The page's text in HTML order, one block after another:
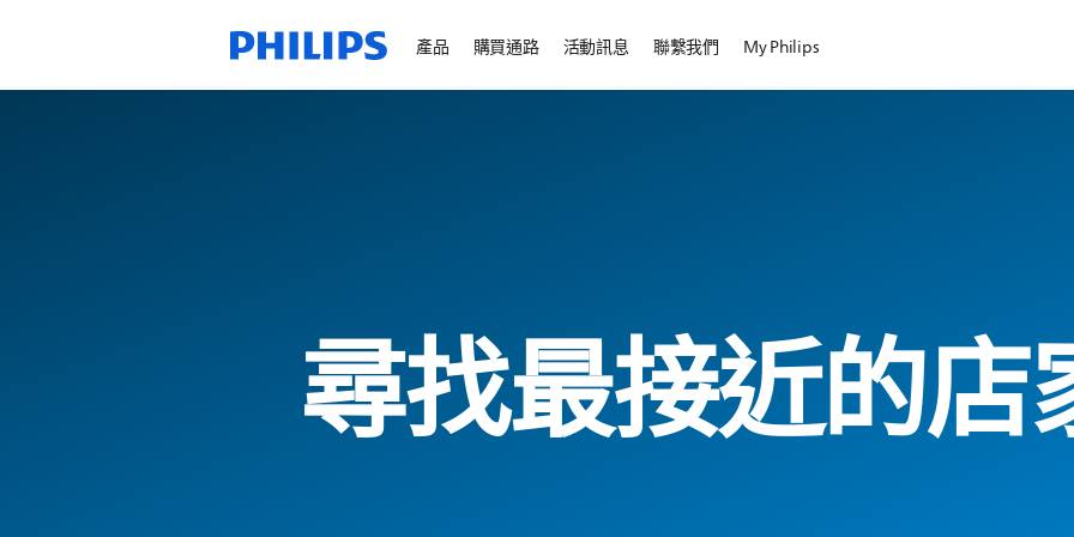
產品 購買通路 活動訊息 聯繫我們 My Philips
尋找最接近的店